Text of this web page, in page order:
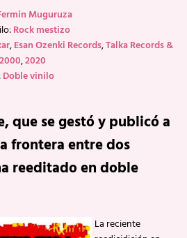
Muguruza
Rock mestizo
,Esan Ozenki Records,Talka Records &
2000,2020
Doble vinilo
que se gestó y publicó a
frontera entre dos
reeditado en doble
La reciente